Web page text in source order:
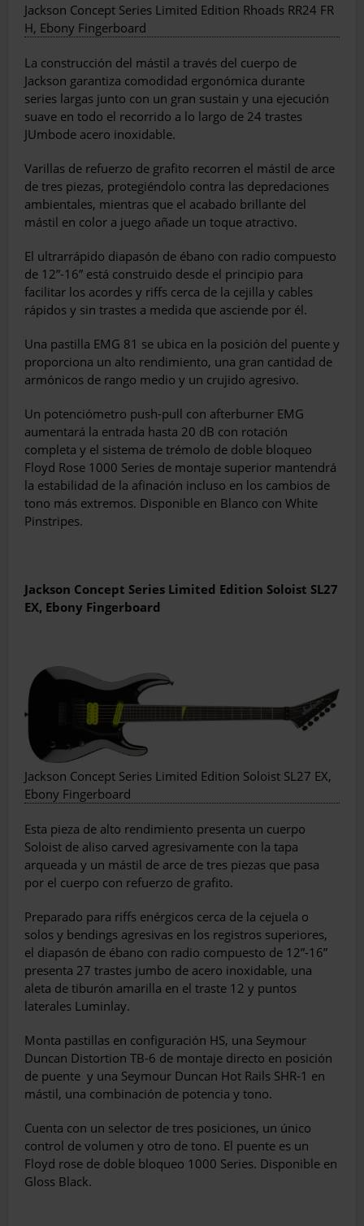
Jackson Concept Series Limited Edition Rhoads RR24 FR
H, Ebony Fingerboard
La construcción del mástil a través del cuerpo de
Jackson garantiza comodidad ergonómica durante
series largas junto con un gran sustain y una ejecución
suave en todo el recorrido a lo largo de 24 trastes
JUmbode acero inoxidable.
Varillas de refuerzo de grafito recorren el mástil de arce
de tres piezas, protegiéndolo contra las depredaciones
ambientales, mientras que el acabado brillante del
mástil en color a juego añade un toque atractivo.
El ultrarrápido diapasón de ébano con radio compuesto
de 12”-16” está construido desde el principio para
facilitar los acordes y riffs cerca de la cejilla y cables
rápidos y sin trastes a medida que asciende por él.
Una pastilla EMG 81 se ubica en la posición del puente y
proporciona un alto rendimiento, una gran cantidad de
armónicos de rango medio y un crujido agresivo.
Un potenciómetro push-pull con afterburner EMG
aumentará la entrada hasta 20 dB con rotación
completa y el sistema de trémolo de doble bloqueo
Floyd Rose 1000 Series de montaje superior mantendrá
la estabilidad de la afinación incluso en los cambios de
tono más extremos. Disponible en Blanco con White
Pinstripes.
Jackson Concept Series Limited Edition Soloist SL27
EX, Ebony Fingerboard
Jackson Concept Series Limited Edition Soloist SL27 EX,
Ebony Fingerboard
Esta pieza de alto rendimiento presenta un cuerpo
Soloist de aliso carved agresivamente con la tapa
arqueada y un mástil de arce de tres piezas que pasa
por el cuerpo con refuerzo de grafito.
Preparado para riffs enérgicos cerca de la cejuela o
solos y bendings agresivas en los registros superiores,
el diapasón de ébano con radio compuesto de 12”-16”
presenta 27 trastes jumbo de acero inoxidable, una
aleta de tiburón amarilla en el traste 12 y puntos
laterales Luminlay.
Monta pastillas en configuración HS, una Seymour
Duncan Distortion TB-6 de montaje directo en posición
de puente y una Seymour Duncan Hot Rails SHR-1 en
mástil, una combinación de potencia y tono.
Cuenta con un selector de tres posiciones, un único
control de volumen y otro de tono. El puente es un
Floyd rose de doble bloqueo 1000 Series. Disponible en
Gloss Black.